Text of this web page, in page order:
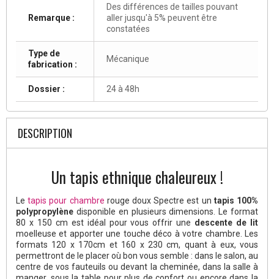
Remarque :
Des différences de tailles pouvant
aller jusqu'à 5% peuvent être
constatées
Type de
fabrication :
Mécanique
Dossier : 24 à 48h
DESCRIPTION
Un tapis ethnique chaleureux !
Letapis pour chambre rouge doux Spectre est un tapis 100%
polypropylène disponible en plusieurs dimensions. Le format
80 x 150 cm est idéal pour vous offrir une descente de lit
moelleuse et apporter une touche déco à votre chambre. Les
formats 120 x 170cm et 160 x 230 cm, quant à eux, vous
permettront de le placer où bon vous semble : dans le salon, au
centre de vos fauteuils ou devant la cheminée, dans la salle à